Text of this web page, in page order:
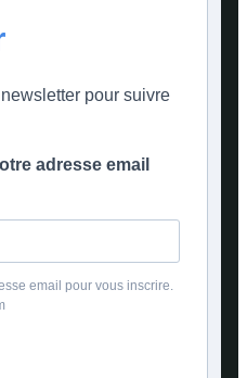
pour suivre
adresse email
email pour vous inscrire.